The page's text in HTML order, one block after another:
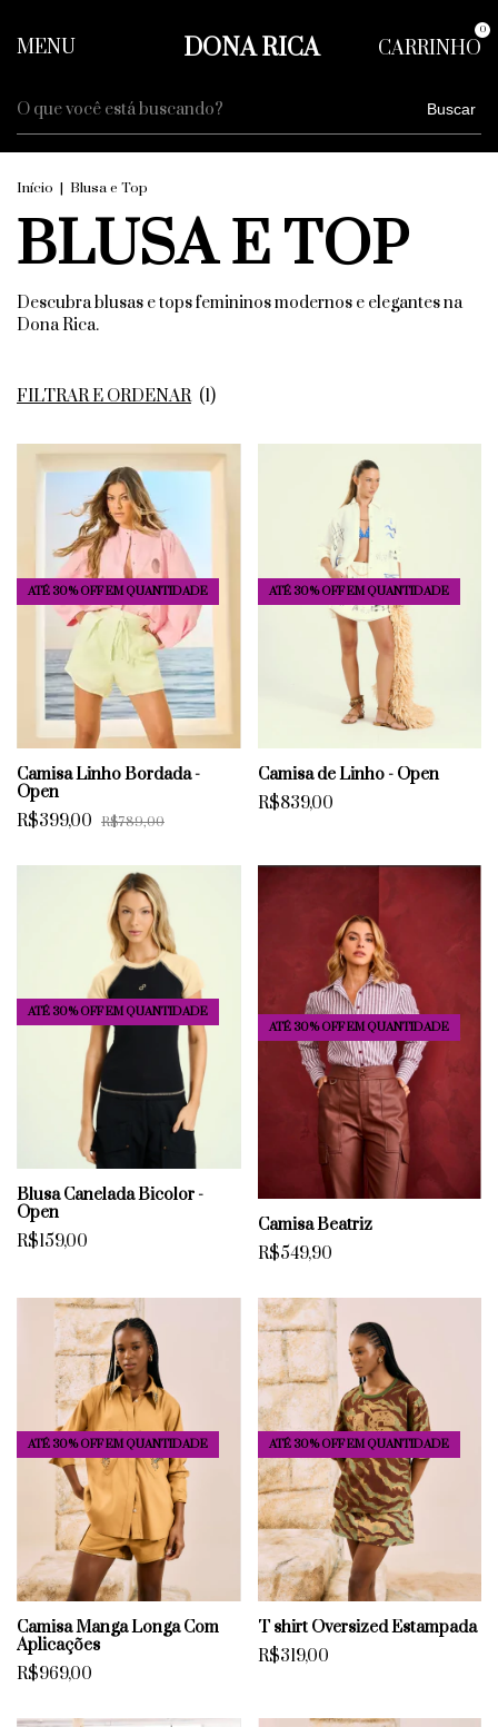
MENU DONA RICA CARRINHO
0
Buscar
Início | Blusa e Top
BLUSA E TOP
Descubra blusas e tops femininos modernos e elegantes na
Dona Rica.
FILTRAR E ORDENAR (1)
ATÉ 30% OFFEM QUANTIDADE
Camisa Linho Bordada -
Open
R$399,00 R$789,00
ATÉ 30% OFFEM QUANTIDADE
Camisa de Linho - Open
R$839,00
ATÉ 30% OFFEM QUANTIDADE
Blusa Canelada Bicolor -
Open
R$159,00
ATÉ 30% OFFEM QUANTIDADE
Camisa Beatriz
R$549,90
ATÉ 30% OFFEM QUANTIDADE
Camisa Manga Longa Com
Aplicações
R$969,00
ATÉ 30% OFFEM QUANTIDADE
T shirt Oversized Estampada
R$319,00